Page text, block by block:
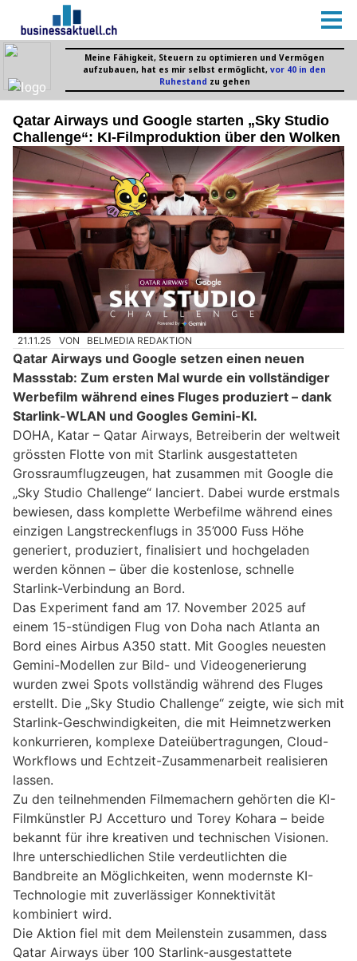
Qatar Airways und Google starten „Sky Studio
Challenge“: KI-Filmproduktion über den Wolken
21.11.25 VON BELMEDIA REDAKTION
Qatar Airways und Google setzen einen neuen
Massstab: Zum ersten Mal wurde ein vollständiger
Werbefilm während eines Fluges produziert – dank
Starlink-WLAN und Googles Gemini-KI.
DOHA, Katar – Qatar Airways, Betreiberin der weltweit
grössten Flotte von mit Starlink ausgestatteten
Grossraumflugzeugen, hat zusammen mit Google die
„Sky Studio Challenge“ lanciert. Dabei wurde erstmals
bewiesen, dass komplette Werbefilme während eines
einzigen Langstreckenflugs in 35’000 Fuss Höhe
generiert, produziert, finalisiert und hochgeladen
werden können – über die kostenlose, schnelle
Starlink-Verbindung an Bord.
Das Experiment fand am 17. November 2025 auf
einem 15-stündigen Flug von Doha nach Atlanta an
Bord eines Airbus A350 statt. Mit Googles neuesten
Gemini-Modellen zur Bild- und Videogenerierung
wurden zwei Spots vollständig während des Fluges
erstellt. Die „Sky Studio Challenge“ zeigte, wie sich mit
Starlink-Geschwindigkeiten, die mit Heimnetzwerken
konkurrieren, komplexe Dateiübertragungen, Cloud-
Workflows und Echtzeit-Zusammenarbeit realisieren
lassen.
Zu den teilnehmenden Filmemachern gehörten die KI-
Filmkünstler PJ Accetturo und Torey Kohara – beide
bekannt für ihre kreativen und technischen Visionen.
Ihre unterschiedlichen Stile verdeutlichten die
Bandbreite an Möglichkeiten, wenn modernste KI-
Technologie mit zuverlässiger Konnektivität
kombiniert wird.
Die Aktion fiel mit dem Meilenstein zusammen, dass
Qatar Airways über 100 Starlink-ausgestattete